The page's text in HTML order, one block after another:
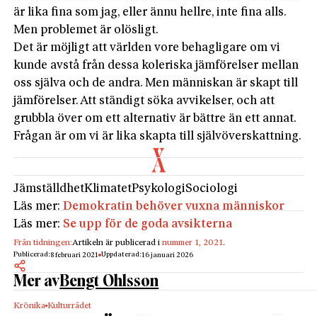
är lika fina som jag, eller ännu hellre, inte fina alls.
Men problemet är olösligt.
Det är möjligt att världen vore behagligare om vi
kunde avstå från dessa koleriska jämförelser mellan
oss själva och de andra. Men människan är skapt till
jämförelser. Att ständigt söka avvikelser, och att
grubbla över om ett alternativ är bättre än ett annat.
Frågan är om vi är lika skapta till självöverskattning.
JämställdhetKlimatetPsykologiSociologi
Läs mer:Demokratin behöver vuxna människor
Läs mer: Se upp för de goda avsikterna
Från tidningen:Artikeln är publicerad inummer 1, 2021.
Publicerad:8 februari 2021 Uppdaterad:16 januari 2026
Mer avBengt Ohlsson
Krönika Kulturrådet